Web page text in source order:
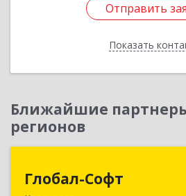
Отправить
Показать
Отправить
Назад
Ближайшие
регионов
Глобал-Софт